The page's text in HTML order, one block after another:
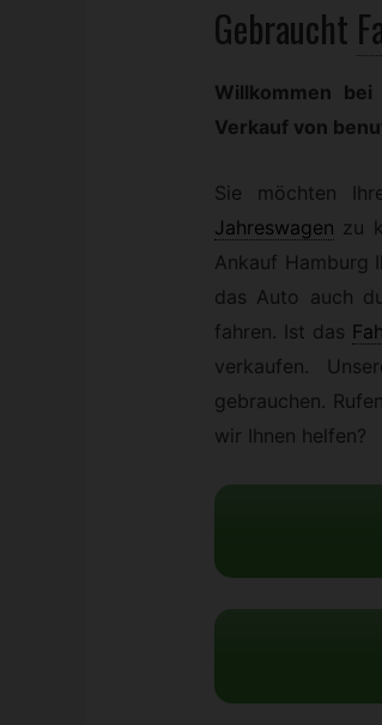
Gebraucht
Willkommen bei
Verkauf von
Sie möchten
Jahreswagen zu
Ankauf Hamburg
das Auto auch
fahren. Ist das
verkaufen.
gebrauchen.
wir Ihnen helfen?